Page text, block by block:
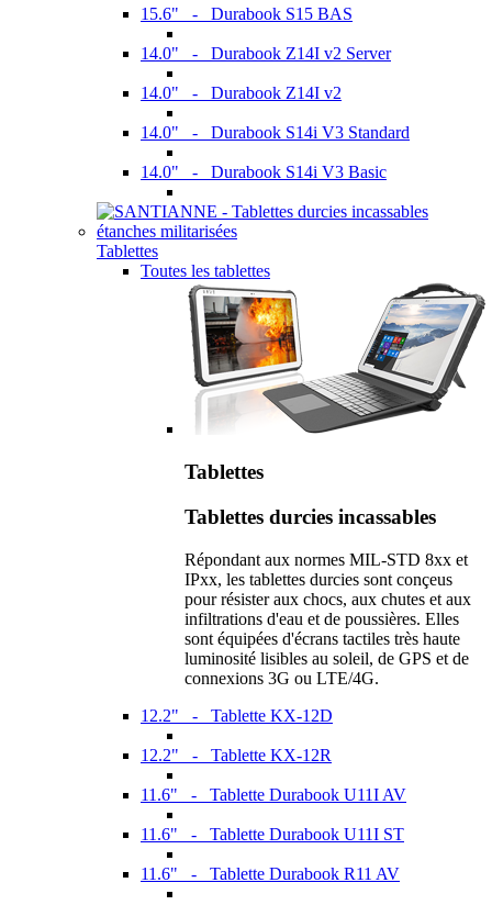
15.6" - Durabook S15 BAS
14.0" - Durabook Z14I v2 Server
14.0" - Durabook Z14I v2
14.0" - Durabook S14i V3 Standard
14.0" - Durabook S14i V3 Basic
Tablettes
Toutes les tablettes
Tablettes
Tablettes durcies incassables
Répondant aux normes MIL-STD 8xx et
IPxx, les tablettes durcies sont conçeus
pour résister aux chocs, aux chutes et aux
infiltrations d'eau et de poussières. Elles
sont équipées d'écrans tactiles très haute
luminosité lisibles au soleil, de GPS et de
connexions 3G ou LTE/4G.
12.2" - Tablette KX-12D
12.2" - Tablette KX-12R
11.6" - Tablette Durabook U11I AV
11.6" - Tablette Durabook U11I ST
11.6" - Tablette Durabook R11 AV